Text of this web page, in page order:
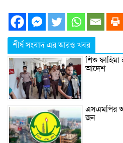
শীর্ষ সংবাদ এর আরও খবর
শিশু ফাহিমা
আদেশ
এসএমপির
জন